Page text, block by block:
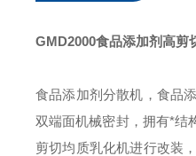
GMD2000食品添加剂高剪
食品添加剂分散机，食品
双端面机械密封，拥有*结
剪切均质乳化机进行改装